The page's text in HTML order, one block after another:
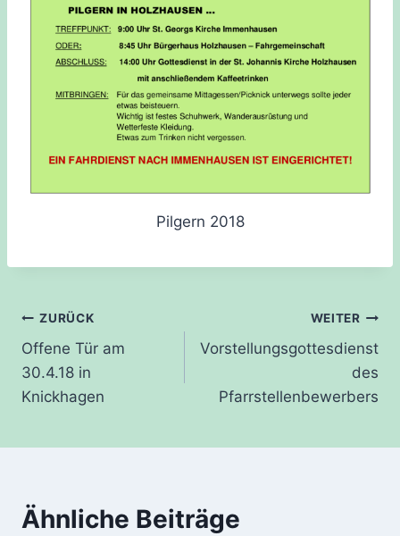
Pilgern 2018
Beitragsnavigation
ZURÜCK
Offene Tür am
30.4.18 in
Knickhagen
WEITER
Vorstellungsgottesdienst
des
Pfarrstellenbewerbers
Ähnliche Beiträge